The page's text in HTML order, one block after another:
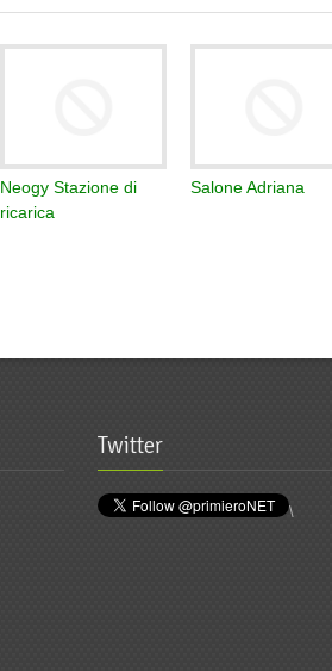
Neogy Stazione di
ricarica
Salone Adriana
Twitter
\